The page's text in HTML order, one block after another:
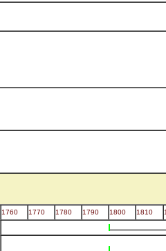
1760 1770 1780 1790 1800 1810